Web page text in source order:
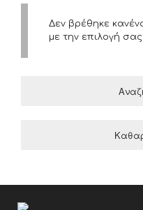
Δεν βρέθηκε
με την επιλογή σας.